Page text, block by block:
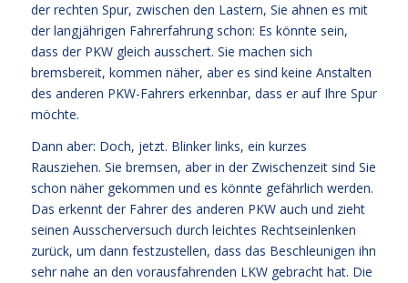
der rechten Spur, zwischen den Lastern, Sie ahnen es mit
der langjährigen Fahrerfahrung schon: Es könnte sein,
dass der PKW gleich ausschert. Sie machen sich
bremsbereit, kommen näher, aber es sind keine Anstalten
des anderen PKW-Fahrers erkennbar, dass er auf Ihre Spur
möchte.
Dann aber: Doch, jetzt. Blinker links, ein kurzes
Rausziehen. Sie bremsen, aber in der Zwischenzeit sind Sie
schon näher gekommen und es könnte gefährlich werden.
Das erkennt der Fahrer des anderen PKW auch und zieht
seinen Ausscherversuch durch leichtes Rechtseinlenken
zurück, um dann festzustellen, dass das Beschleunigen ihn
sehr nahe an den vorausfahrenden LKW gebracht hat. Die